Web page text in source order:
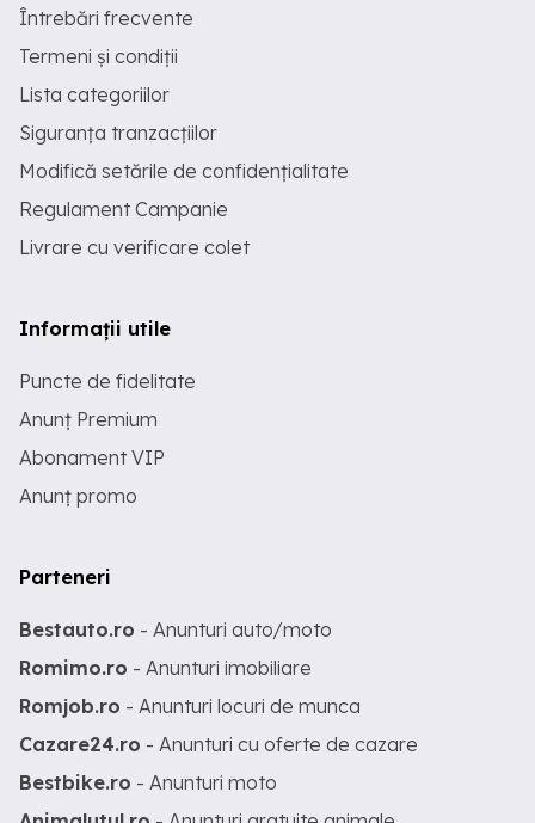
Întrebări frecvente
Termeni și condiții
Lista categoriilor
Siguranța tranzacțiilor
Modifică setările de confidențialitate
Regulament Campanie
Livrare cu verificare colet
Informații utile
Puncte de fidelitate
Anunț Premium
Abonament VIP
Anunț promo
Parteneri
Bestauto.ro - Anunturi auto/moto
Romimo.ro - Anunturi imobiliare
Romjob.ro - Anunturi locuri de munca
Cazare24.ro - Anunturi cu oferte de cazare
Bestbike.ro - Anunturi moto